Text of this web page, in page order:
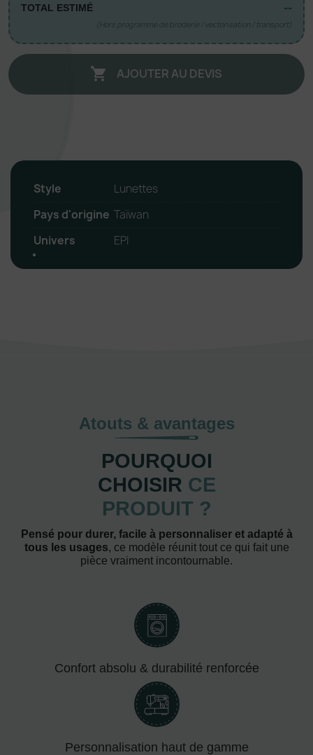
TOTAL ESTIMÉ --
(Hors programme de broderie / vectorisation / transport)
 AJOUTER AU DEVIS
Style
Lunettes
Pays d'origine Taïwan
Univers
EPI
Atouts & avantages
POURQUOI
CHOISIR CE
PRODUIT ?
Pensé pour durer, facile à personnaliser et adapté à
tous les usages, ce modèle réunit tout ce qui fait une
pièce vraiment incontournable.
Confort absolu & durabilité renforcée
Personnalisation haut de gamme